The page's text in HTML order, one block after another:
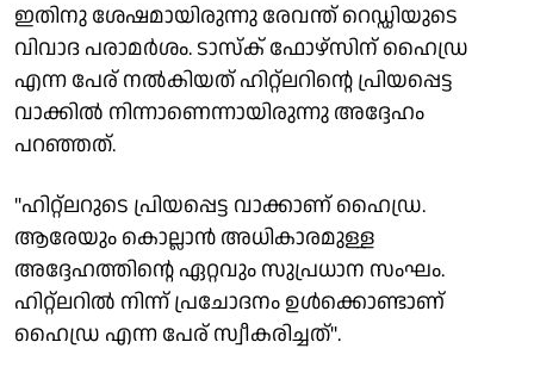
ഇതിനു ശേഷമായിരുന്നു രേവന്ത് റെഡ്ഡിയുടെ
വിവാദ പരാമര്‍ശം. ടാസ്‌ക് ഫോഴ്‌സിന് ഹൈഡ്ര
എന്ന പേര് നല്‍കിയത് ഹിറ്റ്‌ലറിന്റെ പ്രിയപ്പെട്ട
വാക്കില്‍ നിന്നാണെന്നായിരുന്നു അദ്ദേഹം
പറഞ്ഞത്.
"ഹിറ്റ്‌ലറുടെ പ്രിയപ്പെട്ട വാക്കാണ് ഹൈഡ്ര.
ആരേയും കൊല്ലാന്‍ അധികാരമുള്ള
അദ്ദേഹത്തിന്റെ ഏറ്റവും സുപ്രധാന സംഘം.
ഹിറ്റ്‌ലറില്‍ നിന്ന് പ്രചോദനം ഉള്‍ക്കൊണ്ടാണ്
ഹൈഡ്ര എന്ന പേര് സ്വീകരിച്ചത്''.